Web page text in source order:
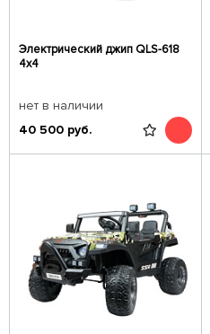
Электрический джип QLS-618
4x4
нет в наличии
40 500 руб.